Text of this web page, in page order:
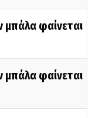
μπάλα φαίνεται
μπάλα φαίνεται